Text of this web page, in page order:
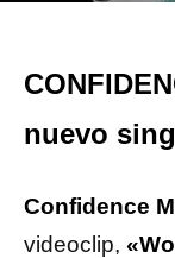
nuevo
Confidence
videoclip,